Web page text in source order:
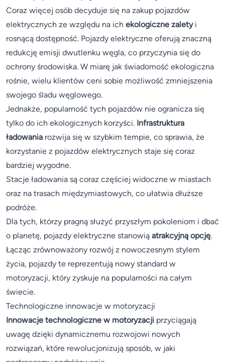
Coraz więcej osób decyduje się na zakup pojazdów
elektrycznych ze względu na ich ekologiczne zaletyi
rosnącą dostępność. Pojazdy elektryczne oferują znaczną
redukcję emisji dwutlenku węgla, co przyczynia się do
ochrony środowiska. W miarę jak świadomość ekologiczna
rośnie, wielu klientów ceni sobie możliwość zmniejszenia
swojego śladu węglowego.
Jednakże, popularność tych pojazdów nie ogranicza się
tylko do ich ekologicznych korzyści. Infrastruktura
ładowania rozwija się w szybkim tempie, co sprawia, że
korzystanie z pojazdów elektrycznych staje się coraz
bardziej wygodne.
Stacje ładowania są coraz częściej widoczne w miastach
oraz na trasach międzymiastowych, co ułatwia dłuższe
podróże.
Dla tych, którzy pragną służyć przyszłym pokoleniom i dbać
o planetę, pojazdy elektryczne stanowią atrakcyjną opcję.
Łącząc zrównoważony rozwój z nowoczesnym stylem
życia, pojazdy te reprezentują nowy standard w
motoryzacji, który zyskuje na popularności na całym
świecie.
Technologiczne innowacje w motoryzacji
Innowacje technologiczne w motoryzacji przyciągają
uwagę dzięki dynamicznemu rozwojowi nowych
rozwiązań, które rewolucjonizują sposób, w jaki